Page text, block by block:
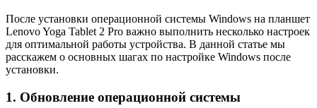
После установки операционной системы Windows на планшет
Lenovo Yoga Tablet 2 Pro важно выполнить несколько настроек
для оптимальной работы устройства. В данной статье мы
расскажем о основных шагах по настройке Windows после
установки.
1. Обновление операционной системы